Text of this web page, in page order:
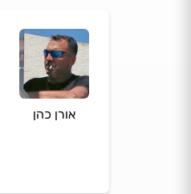
אורן כהן